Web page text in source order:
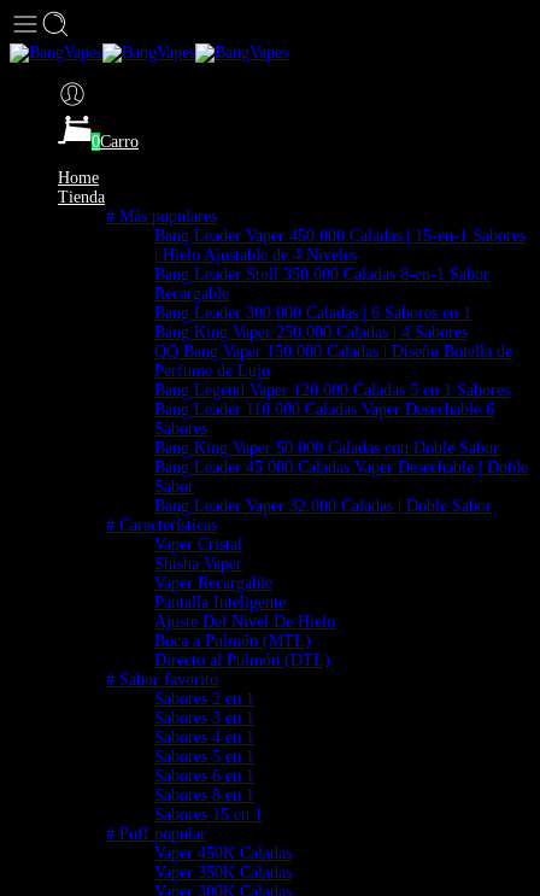
0Carro
Home
Tienda
# Más populares
Bang Leader Vaper 450.000 Caladas | 15-en-1 Sabores
| Hielo Ajustable de 4 Niveles
Bang Leader Stoll 350.000 Caladas 8-en-1 Sabor
Recargable
Bang Leader 300.000 Caladas | 6 Sabores en 1
Bang King Vaper 250.000 Caladas | 4 Sabores
QQ Bang Vaper 150.000 Caladas | Diseño Botella de
Perfume de Lujo
Bang Legend Vaper 120.000 Caladas 5 en 1 Sabores
Bang Leader 110.000 Caladas Vaper Desechable 6
Sabores
Bang King Vaper 50.000 Caladas con Doble Sabor
Bang Leader 45.000 Caladas Vaper Desechable | Doble
Sabor
Bang Leader Vaper 32.000 Caladas | Doble Sabor
# Características
Vaper Cristal
Shisha Vaper
Vaper Recargable
Pantalla Inteligente
Ajuste Del Nivel De Hielo
Boca a Pulmón (MTL)
Directo al Pulmón (DTL)
# Sabor favorito
Sabores 2 en 1
Sabores 3 en 1
Sabores 4 en 1
Sabores 5 en 1
Sabores 6 en 1
Sabores 8 en 1
Sabores 15 en 1
# Puff popular
Vaper 450K Caladas
Vaper 350K Caladas
Vaper 300K Caladas